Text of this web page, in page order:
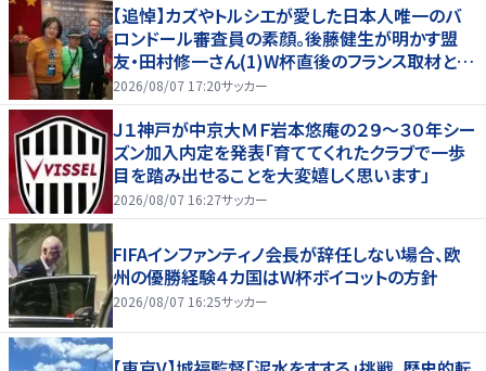
【追悼】カズやトルシエが愛した日本人唯一のバ
ロンドール審査員の素顔。後藤健生が明かす盟
友・田村修一さん(1)W杯直後のフランス取材とオ
マール海老事件
2026/08/07 17:20サッカー
Ｊ１神戸が中京大ＭＦ岩本悠庵の２９～３０年シー
ズン加入内定を発表「育ててくれたクラブで一歩
目を踏み出せることを大変嬉しく思います」
2026/08/07 16:27サッカー
FIFAインファンティノ会長が辞任しない場合、欧
州の優勝経験４カ国はW杯ボイコットの方針
2026/08/07 16:25サッカー